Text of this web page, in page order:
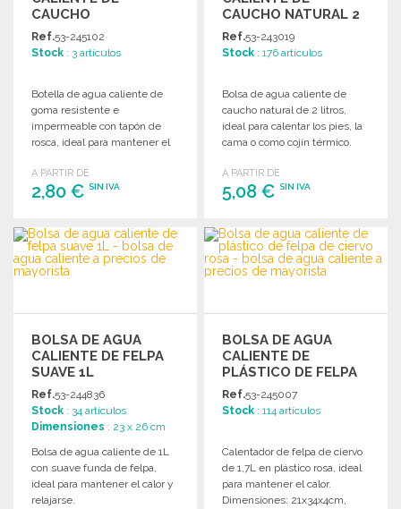
CAUCHO
IMPERMEABLE
MULTICOLOR A
PRECIOS DE
Ref.53-245102
Stock : 3 artículos
Botella de agua caliente de
goma resistente e
impermeable con tapón de
rosca, ideal para mantener el
Dimensiones: 35 x 19 cm.
A PARTIR DE
2,80 € SIN IVA
PEDIR
Solicitar un presupuesto
CAUCHO NATURAL 2
LITROS A PRECIOS DE
MAYORISTA
Ref.53-243019
Stock : 176 artículos
Bolsa de agua caliente de
caucho natural de 2 litros,
ideal para calentar los pies, la
cama o como cojín térmico.
A PARTIR DE
5,08 €SIN IVA
PEDIR
Solicitar un presupuesto
BOLSA DE AGUA
CALIENTE DE FELPA
SUAVE 1L
Ref.53-244836
Stock : 34 artículos
Dimensiones : 23 x 26 cm
Bolsa de agua caliente de 1L
con suave funda de felpa,
ideal para mantener el calor y
relajarse.
BOLSA DE AGUA
CALIENTE DE
PLÁSTICO DE FELPA
DE CIERVO ROSA
Ref.53-245007
Stock : 114 artículos
Calentador de felpa de ciervo
de 1,7L en plástico rosa, ideal
para mantener el calor.
Dimensiones: 21x34x4cm,